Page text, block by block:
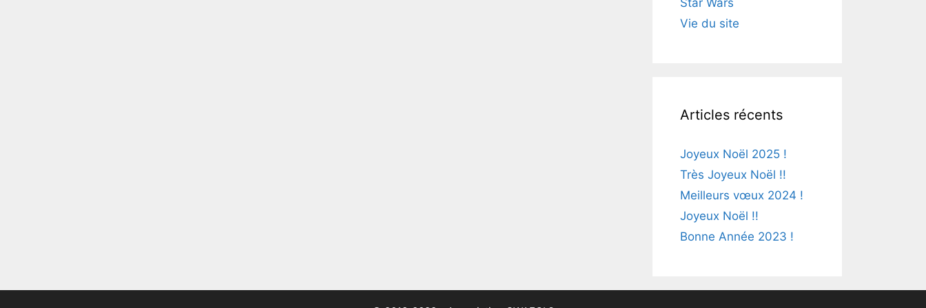
Star Wars
Vie du site
Articles récents
Joyeux Noël 2025 !
Très Joyeux Noël !!
Meilleurs vœux 2024 !
Joyeux Noël !!
Bonne Année 2023 !